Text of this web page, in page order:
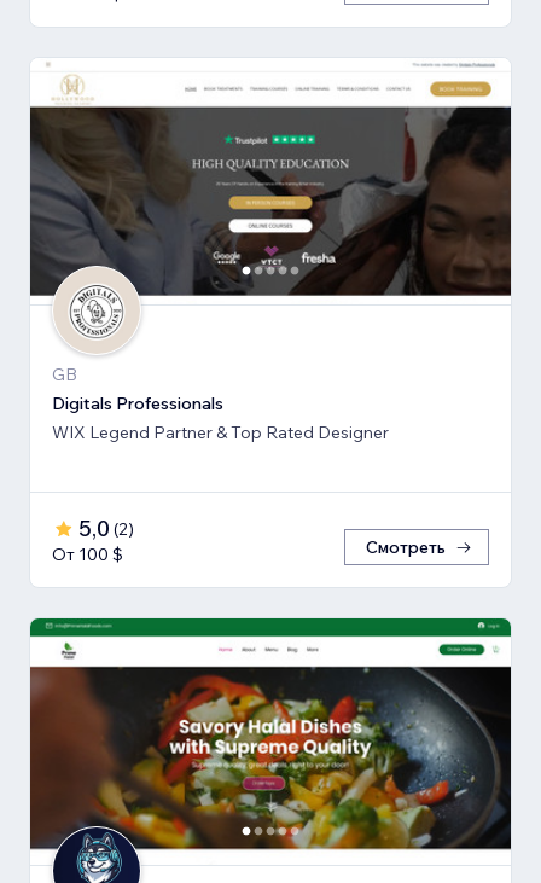
GB
Digitals Professionals
WIX Legend Partner & Top Rated Designer
5,0 (2)
От 100 $
Смотреть